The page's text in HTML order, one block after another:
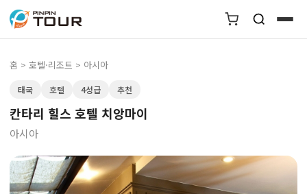
홈 > 호텔·리조트 > 아시아
태국 호텔 4성급 추천
칸타리 힐스 호텔 치앙마이
아시아